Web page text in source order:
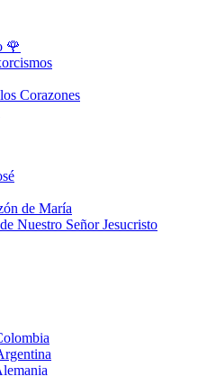
🌹
Corazones
de María
Nuestro Señor Jesucristo